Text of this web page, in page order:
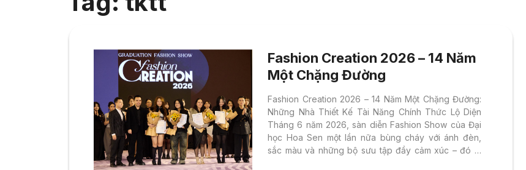
Fashion Creation 2026 – 14 Năm
Một Chặng Đường
Fashion Creation 2026 – 14 Năm Một Chặng Đường:
Những Nhà Thiết Kế Tài Năng Chính Thức Lộ Diện
Tháng 6 năm 2026, sàn diễn Fashion Show của Đại
học Hoa Sen một lần nữa bùng cháy với ánh đèn,
sắc màu và những bộ sưu tập đầy cảm xúc – đó là